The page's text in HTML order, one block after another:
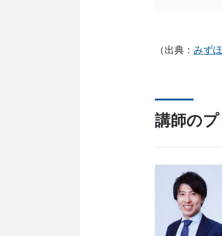
（出典： みず
講師の